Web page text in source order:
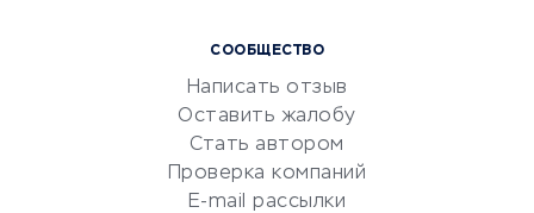
Маркетинг и продажи
Репетиторство
Красота и здоровье
Сервисы по поиску работы
Сетевой маркетинг
СООБЩЕСТВО
Написать отзыв
Оставить жалобу
Стать автором
Проверка компаний
E-mail рассылки